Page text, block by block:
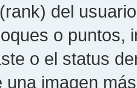
del
o puntos,
o el status
una imagen